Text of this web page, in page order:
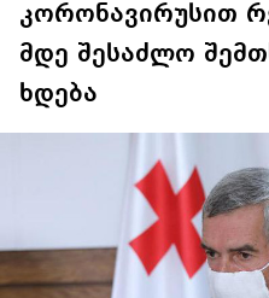
კორონავირუსით
მდე შესაძლო
ხდება